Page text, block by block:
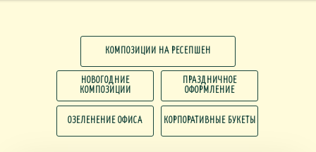
ОЗЕЛЕНЕНИЕ ОФИСА КОРПОРАТИВНЫЕ БУКЕТЫ
КОМПОЗИЦИИ НА РЕСЕПШЕН
НОВОГОДНИЕ
КОМПОЗИЦИИ
ПРАЗДНИЧНОЕ
ОФОРМЛЕНИЕ